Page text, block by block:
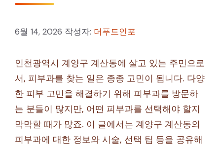
6월 14, 2026 작성자: 더푸드인포
인천광역시 계양구 계산동에 살고 있는 주민으로
서, 피부과를 찾는 일은 종종 고민이 됩니다. 다양
한 피부 고민을 해결하기 위해 피부과를 방문하
는 분들이 많지만, 어떤 피부과를 선택해야 할지
막막할 때가 많죠. 이 글에서는 계양구 계산동의
피부과에 대한 정보와 시술, 선택 팁 등을 공유해